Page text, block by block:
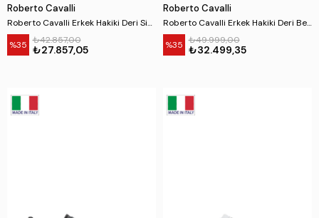
Roberto Cavalli
Roberto Cavalli Erkek Hakiki Deri Siyah Loafer Ayakkabı
%35 ₺27.857,05
₺42.857,00
Roberto Cavalli
Roberto Cavalli Erkek Hakiki Deri Beyaz Sneakers & Spor Ayakkabı
%35 ₺32.499,35
₺49.999,00